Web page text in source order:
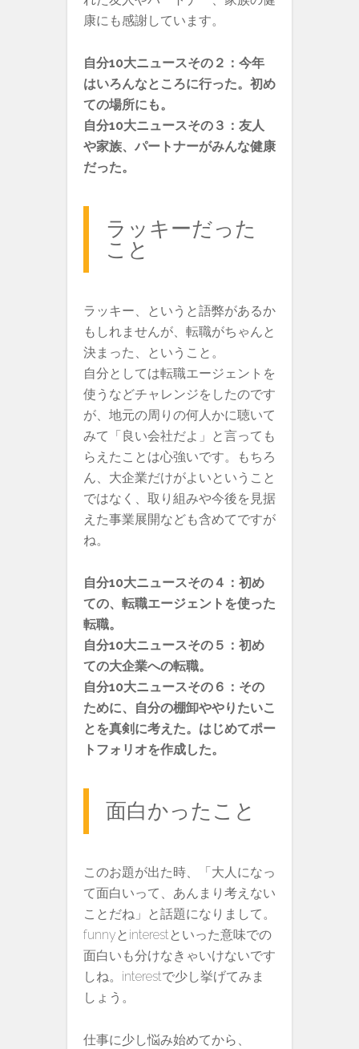
康にも感謝しています。
自分10大ニュースその２：今年
はいろんなところに行った。初め
ての場所にも。
自分10大ニュースその３：友人
や家族、パートナーがみんな健康
だった。
ラッキーだった
こと
ラッキー、というと語弊があるか
もしれませんが、転職がちゃんと
決まった、ということ。
自分としては転職エージェントを
使うなどチャレンジをしたのです
が、地元の周りの何人かに聴いて
みて「良い会社だよ」と言っても
らえたことは心強いです。もちろ
ん、大企業だけがよいということ
ではなく、取り組みや今後を見据
えた事業展開なども含めてですが
ね。
自分10大ニュースその４：初め
ての、転職エージェントを使った
転職。
自分10大ニュースその５：初め
ての大企業への転職。
自分10大ニュースその６：その
ために、自分の棚卸ややりたいこ
とを真剣に考えた。はじめてポー
トフォリオを作成した。
面白かったこと
このお題が出た時、「大人になっ
て面白いって、あんまり考えない
ことだね」と話題になりまして。
funnyとinterestといった意味での
面白いも分けなきゃいけないです
しね。interestで少し挙げてみま
しょう。
仕事に少し悩み始めてから、